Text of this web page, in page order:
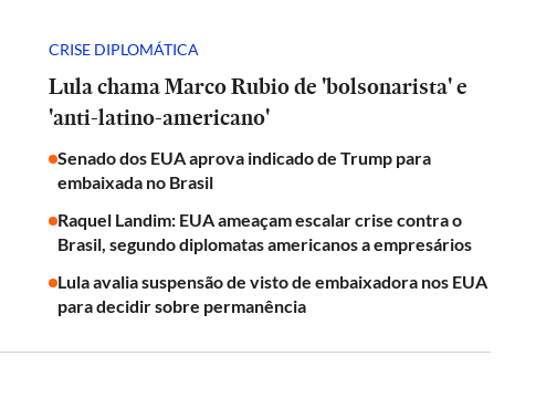
CRISE DIPLOMÁTICA
Lula chama Marco Rubio de 'bolsonarista' e
'anti-latino-americano'
Senado dos EUA aprova indicado de Trump para
embaixada no Brasil
Raquel Landim: EUA ameaçam escalar crise contra o
Brasil, segundo diplomatas americanos a empresários
Lula avalia suspensão de visto de embaixadora nos EUA
para decidir sobre permanência